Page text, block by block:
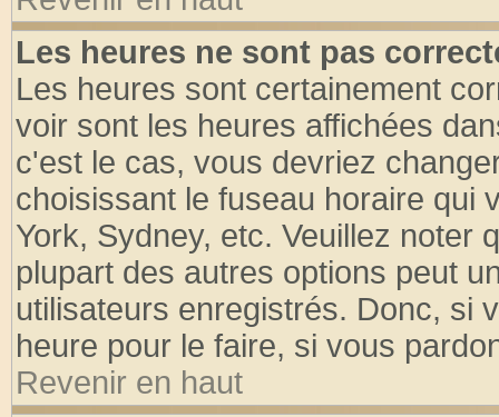
Les heures ne sont pas
Les heures sont certainement
voir sont les heures affichées
c'est le cas, vous devriez
choisissant le fuseau horaire qui
York, Sydney, etc. Veuillez noter
plupart des autres options peut
utilisateurs enregistrés. Donc, si
heure pour le faire, si vous
Revenir en haut